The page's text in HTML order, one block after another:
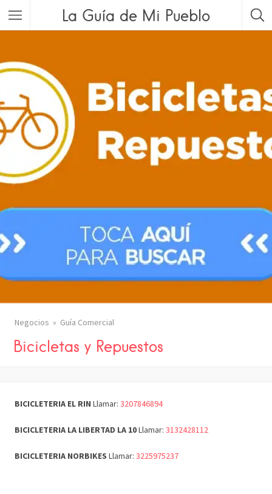
La Guía de Mi Pueblo
Negocios Guía Comercial
Bicicletas y Repuestos
BICICLETERIA EL RIN Llamar: 3207846894
BICICLETERIA LA LIBERTAD LA 10Llamar: 3132428112
BICICLETERIA NORBIKES Llamar: 3225975237